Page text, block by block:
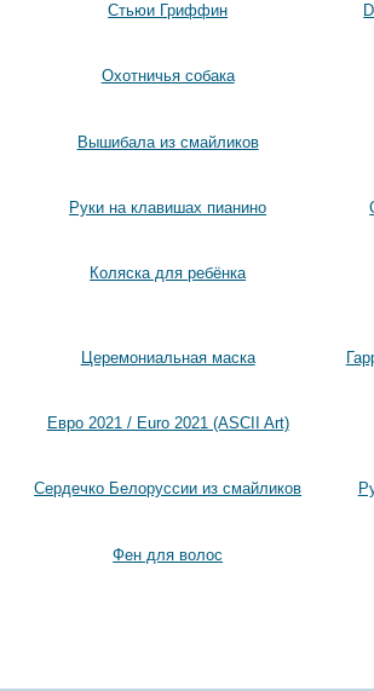
Стьюи Гриффин
Охотничья собака
Вышибала из смайликов
Руки на клавишах пианино
Коляска для ребёнка
Церемониальная маска
Евро 2021 / Euro 2021 (ASCII Art)
Сердечко Белоруссии из смайликов
Фен для волос